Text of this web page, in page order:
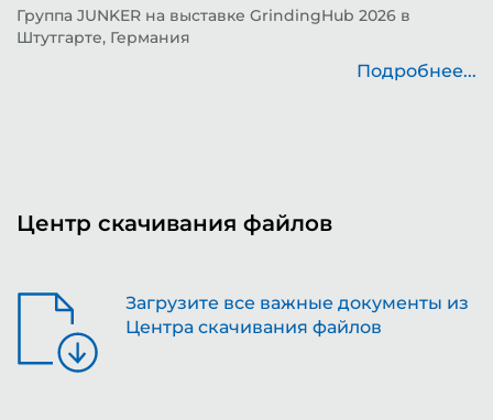
Группа JUNKER на выставке GrindingHub 2026 в
Штутгарте, Германия
Подробнее...
Центр скачивания файлов
Загрузите все важные документы из
Центра скачивания файлов